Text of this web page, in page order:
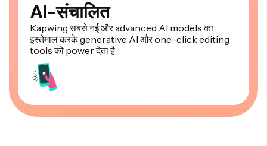
AI-संचालित
Kapwing सबसे नई और advanced AI models का
इस्तेमाल करके generative AI और one-click editing
tools को power देता है।